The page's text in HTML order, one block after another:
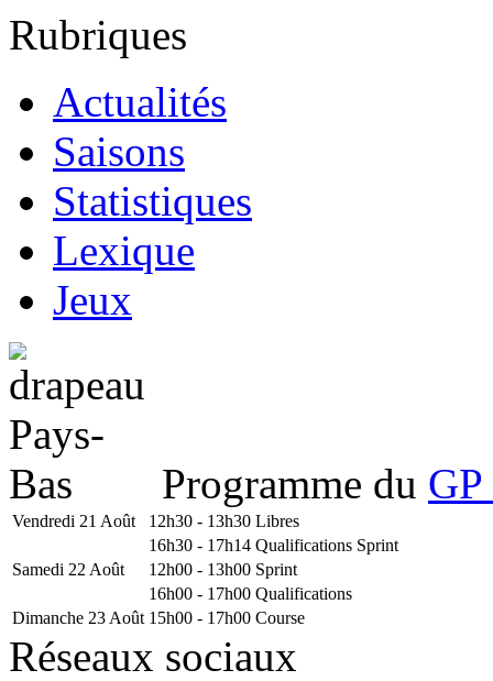
Rubriques
Actualités
Saisons
Statistiques
Lexique
Jeux
Programme du
Vendredi 21 Août 12h30 - 13h30 Libres
16h30 - 17h14 Qualifications Sprint
Samedi 22 Août
12h00 - 13h00 Sprint
16h00 - 17h00 Qualifications
Dimanche 23 Août 15h00 - 17h00 Course
Réseaux sociaux